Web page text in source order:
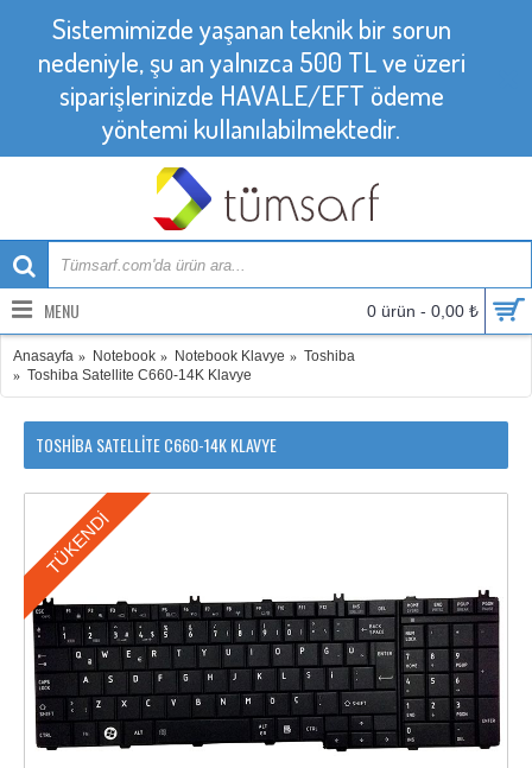
Sistemimizde yaşanan teknik bir sorun
nedeniyle, şu an yalnızca 500 TL ve üzeri
siparişlerinizde HAVALE/EFT ödeme
yöntemi kullanılabilmektedir.
0 ürün - 0,00 ₺
MENU
Anasayfa Notebook Notebook Klavye
Toshiba
Toshiba Satellite C660-14K Klavye
TOSHIBA SATELLITE C660-14K KLAVYE
TÜKENDI